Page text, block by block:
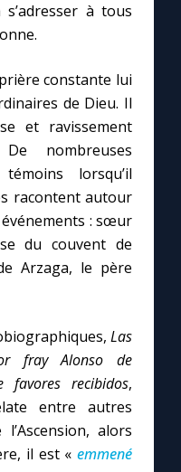
à tous
constante lui
de Dieu. Il
et ravissement
nombreuses
lorsqu’il
racontent autour
événements : sœur
du couvent de
Arzaga, le père
Las
fray Alonso de
favores recibidos,
entre autres
alors
il est « emmené